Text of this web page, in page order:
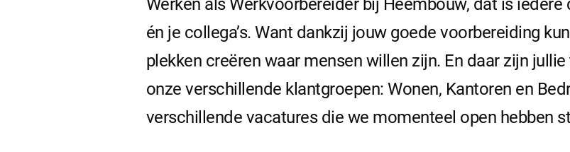
Werken als Werkvoorbereider bij Heembouw, dat is
én je collega’s. Want dankzij jouw goede voorbereiding
plekken creëren waar mensen willen zijn. En daar zijn
onze verschillende klantgroepen: Wonen, Kantoren en
verschillende vacatures die we momenteel open hebben